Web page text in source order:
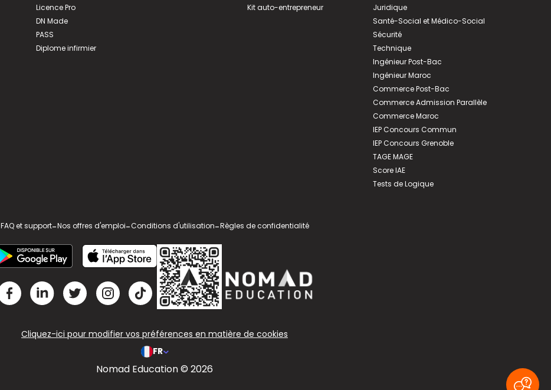
Licence Pro
DN Made
PASS
Diplome infirmier
Kit auto-entrepreneur
Juridique
Santé-Social et Médico-Social
Sécurité
Technique
Ingénieur Post-Bac
Ingénieur Maroc
Commerce Post-Bac
Commerce Admission Parallèle
Commerce Maroc
IEP Concours Commun
IEP Concours Grenoble
TAGE MAGE
Score IAE
Tests de Logique
FAQ et support-Nos offres d'emploi-Conditions d'utilisation-Règles de confidentialité
Cliquez-ici pour modifier vos préférences en matière de cookies
FR
Nomad Education © 2026